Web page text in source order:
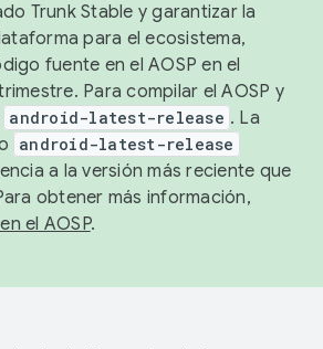
Trunk Stable y garantizar la
para el ecosistema,
fuente en el AOSP en el
Para compilar el AOSP y
android-latest-release . La
android-latest-release
a la versión más reciente que
obtener más información,
el AOSP.